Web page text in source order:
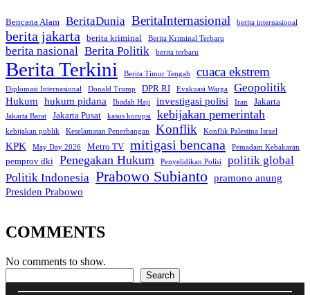
Bencana Alam BeritaDunia BeritaInternasional berita internasional
berita jakarta berita kriminal Berita Kriminal Terbaru
berita nasional Berita Politik berita terbaru
Berita Terkini Berita Timur Tengah cuaca ekstrem
Diplomasi Internasional Donald Trump DPR RI Evakuasi Warga Geopolitik
Hukum hukum pidana Ibadah Haji investigasi polisi Iran Jakarta
Jakarta Barat Jakarta Pusat kasus korupsi kebijakan pemerintah
kebijakan publik Keselamatan Penerbangan Konflik Konflik Palestina Israel
KPK May Day 2026 Metro TV mitigasi bencana Pemadam Kebakaran
pemprov dki Penegakan Hukum Penyelidikan Polisi
politik global
Politik Indonesia Prabowo Subianto pramono anung
Presiden Prabowo
COMMENTS
No comments to show.
Search